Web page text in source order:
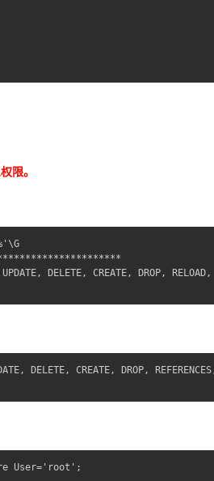
限。
DELETE, CREATE, DROP, RELOAD,
DELETE, CREATE, DROP,
User='root';